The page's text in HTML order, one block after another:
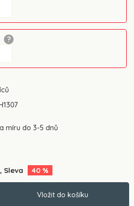
míru do 3-5 dnů
Sleva 40 %